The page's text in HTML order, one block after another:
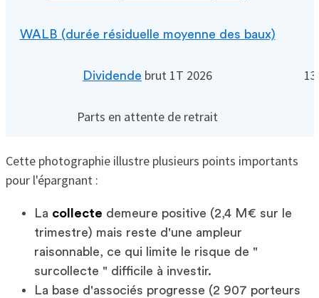
WALB (durée résiduelle moyenne des baux)
Dividende brut 1T 2026
Parts en attente de retrait
Cette photographie illustre plusieurs points importants
pour l'épargnant :
La collecte demeure positive (2,4 M€ sur le
trimestre) mais reste d'une ampleur
raisonnable, ce qui limite le risque de "
surcollecte " difficile à investir.
La base d'associés progresse (2 907 porteurs